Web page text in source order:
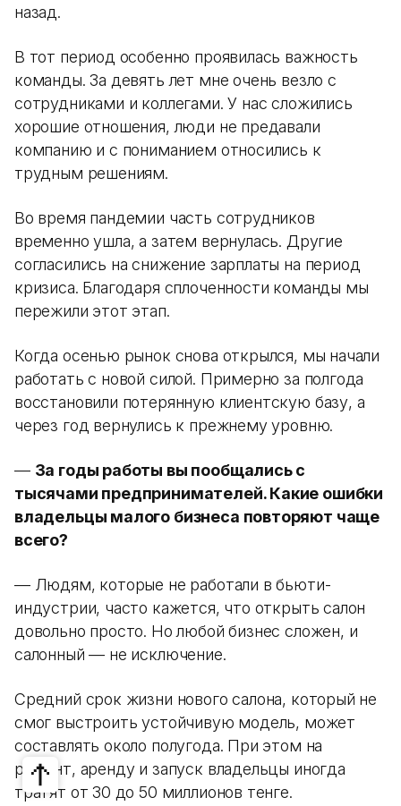
назад.
В тот период особенно проявилась важность
команды. За девять лет мне очень везло с
сотрудниками и коллегами. У нас сложились
хорошие отношения, люди не предавали
компанию и с пониманием относились к
трудным решениям.
Во время пандемии часть сотрудников
временно ушла, а затем вернулась. Другие
согласились на снижение зарплаты на период
кризиса. Благодаря сплоченности команды мы
пережили этот этап.
Когда осенью рынок снова открылся, мы начали
работать с новой силой. Примерно за полгода
восстановили потерянную клиентскую базу, а
через год вернулись к прежнему уровню.
— За годы работы вы пообщались с
тысячами предпринимателей. Какие ошибки
владельцы малого бизнеса повторяют чаще
всего?
— Людям, которые не работали в бьюти-
индустрии, часто кажется, что открыть салон
довольно просто. Но любой бизнес сложен, и
салонный — не исключение.
Средний срок жизни нового салона, который не
смог выстроить устойчивую модель, может
составлять около полугода. При этом на
ремонт, аренду и запуск владельцы иногда
тратят от 30 до 50 миллионов тенге.